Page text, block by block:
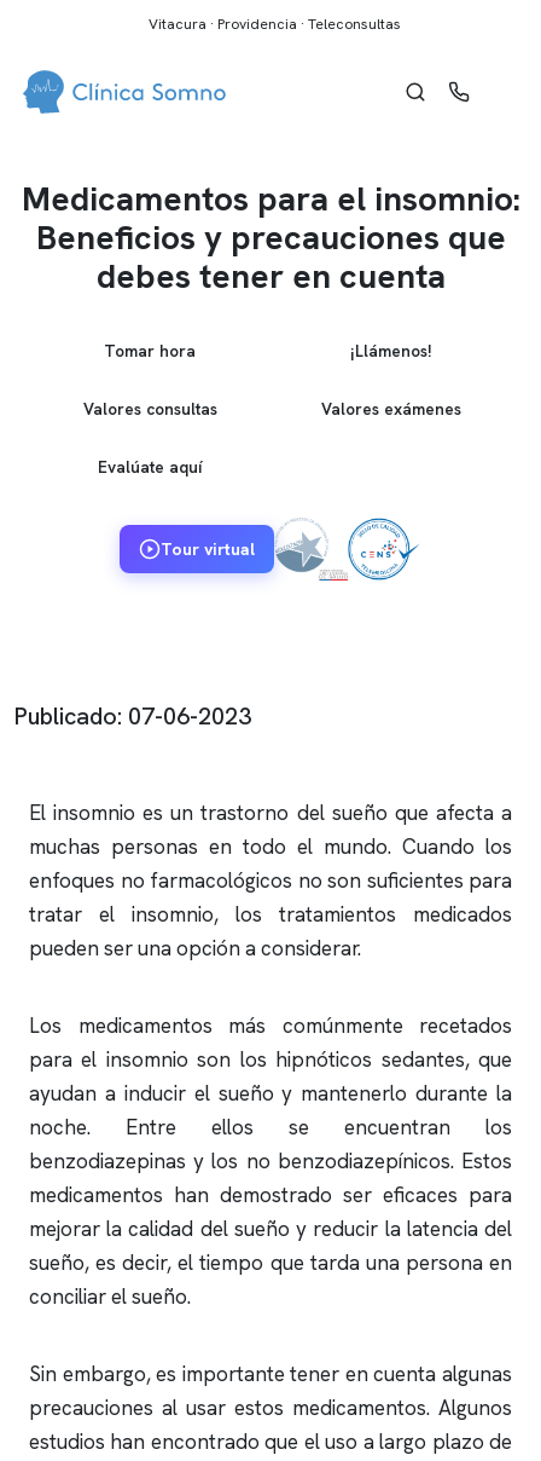
Vitacura · Providencia · Teleconsultas
Medicamentos para el insomnio:
Beneficios y precauciones que
debes tener en cuenta
Tomar hora ¡Llámenos!
Valores consultas Valores exámenes
Evalúate aquí
Tour virtual
Publicado: 07-06-2023
Elinsomnio es un trastorno del sueño que afecta a
muchas personas en todo el mundo. Cuando los
enfoques no farmacológicos no son suficientes para
tratar el insomnio, los tratamientos medicados
pueden ser una opción a considerar.
Los medicamentos más comúnmente recetados
para el insomnio son los hipnóticos sedantes, que
ayudan a inducir el sueño y mantenerlo durante la
noche. Entre ellos se encuentran los
benzodiazepinas y los no benzodiazepínicos. Estos
medicamentos han demostrado ser eficaces para
mejorar la calidad del sueño y reducir la latencia del
sueño, es decir, el tiempo que tarda una persona en
conciliar el sueño.
Sin embargo, es importante tener en cuenta algunas
precauciones al usar estos medicamentos. Algunos
estudios han encontrado que el uso a largo plazo de